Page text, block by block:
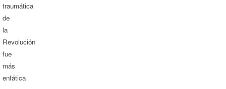
traumática
de
la
Revolución
fue
más
enfática